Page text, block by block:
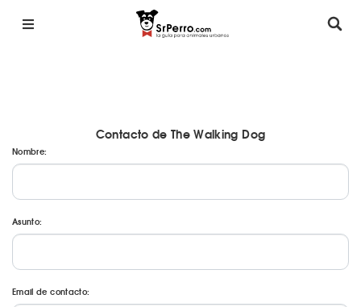
Contacto de The Walking Dog
Nombre:
Asunto:
Email de contacto: